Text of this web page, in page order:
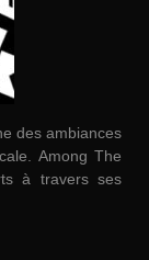
des ambiances
Among The
à travers ses